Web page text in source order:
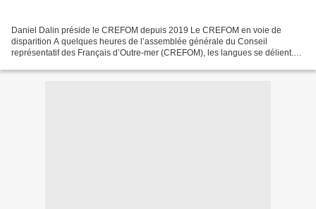
Daniel Dalin préside le CREFOM depuis 2019 Le CREFOM en voie de
disparition A quelques heures de l’assemblée générale du Conseil
représentatif des Français d’Outre-mer (CREFOM), les langues se délient.